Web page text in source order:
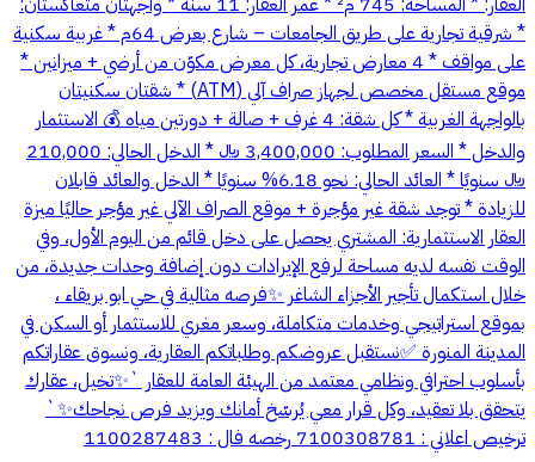
* شرقية تجارية على طريق الجامعات – شارع بعرض 64م * غربية سكنية
على مواقف * 4 معارض تجارية، كل معرض مكوّن من أرضي + ميزانين *
موقع مستقل مخصص لجهاز صراف آلي (ATM) * شقتان سكنيتان
بالواجهة الغربية * كل شقة: 4 غرف + صالة + دورتين مياه 💰 الاستثمار
والدخل * السعر المطلوب: 3,400,000 ﷼ * الدخل الحالي: 210,000
﷼ سنويًا * العائد الحالي: نحو 6.18% سنويًا * الدخل والعائد قابلان
للزيادة * توجد شقة غير مؤجرة + موقع الصراف الآلي غير مؤجر حاليًا ميزة
العقار الاستثمارية: المشتري يحصل على دخل قائم من اليوم الأول، وفي
الوقت نفسه لديه مساحة لرفع الإيرادات دون إضافة وحدات جديدة، من
خلال استكمال تأجير الأجزاء الشاغر ✨فرصه مثالية في حي ابو بريقاء ،
بموقع استراتيجي وخدمات متكاملة، وسعر مغري للاستثمار أو السكن في
المدينة المنورة ✅نستقبل عروضكم وطلباتكم العقارية، ونسوق عقاراتكم
بأسلوب احترافي ونظامي معتمد من الهيئة العامة للعقار `✨تخيل، عقارك
يتحقق بلا تعقيد، وكل قرار معي يُرسّخ أمانك ويزيد فرص نجاحك✨`
ترخيص اعلاني : 7100308781 رخصه فال : 1100287483